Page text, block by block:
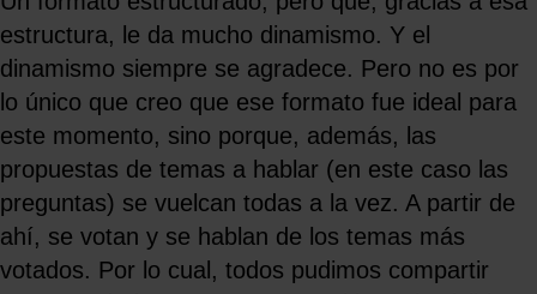
estructura, le da mucho dinamismo. Y el
dinamismo siempre se agradece. Pero no es por
lo único que creo que ese formato fue ideal para
este momento, sino porque, además, las
propuestas de temas a hablar (en este caso las
preguntas) se vuelcan todas a la vez. A partir de
ahí, se votan y se hablan de los temas más
votados. Por lo cual, todos pudimos compartir